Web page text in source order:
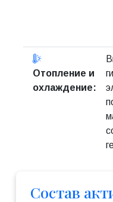
Отопление и
охлаждение:
Состав